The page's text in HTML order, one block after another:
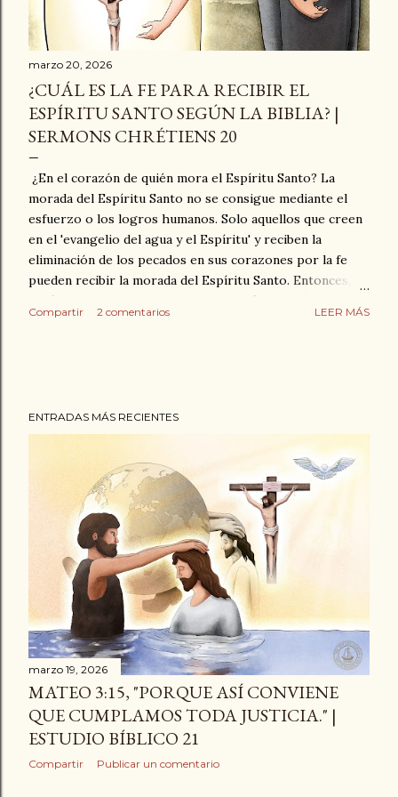
marzo 20, 2026
¿CUÁL ES LA FE PARA RECIBIR EL
ESPÍRITU SANTO SEGÚN LA BIBLIA? |
SERMONS CHRÉTIENS 20
¿En el corazón de quién mora el Espíritu Santo? La
morada del Espíritu Santo no se consigue mediante el
esfuerzo o los logros humanos. Solo aquellos que creen
en el 'evangelio del agua y el Espíritu' y reciben la
eliminación de los pecados en sus corazones por la fe
pueden recibir la morada del Espíritu Santo. Entonces,
¿qué es el 'evangelio del agua y el Espíritu'? El mensaje
del sermón de hoy es un extracto del Volumen 3 de la
claramente la verdad de la salvación a través del
Santo', basándose en la Palabra de Dios. Este libro se
ofrece de forma gratuita en formato de libros
electrónicos (e-books), audiolibros y libros bilingües; por
favor, visite el sitio web de The New Life Missio...
Compartir 2 comentarios LEER MÁS
ENTRADAS MÁS RECIENTES
marzo 19, 2026
MATEO 3:15, "PORQUE ASÍ CONVIENE
QUE CUMPLAMOS TODA JUSTICIA." |
ESTUDIO BÍBLICO 21
Compartir Publicar un comentario